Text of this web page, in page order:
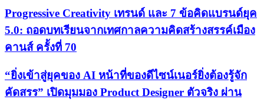
Progressive Creativity เทรนด์ และ 7 ข้อคิดแบรนด์ยุค
5.0: ถอดบทเรียนจากเทศกาลความคิดสร้างสรรค์เมือง
คานส์ ครั้งที่ 70
“ยิ่งเข้าสู่ยุคของ AI หน้าที่ของดีไซน์เนอร์ยิ่งต้องรู้จัก
คัดสรร” เปิดมุมมอง Product Designer ตัวจริง ผ่าน